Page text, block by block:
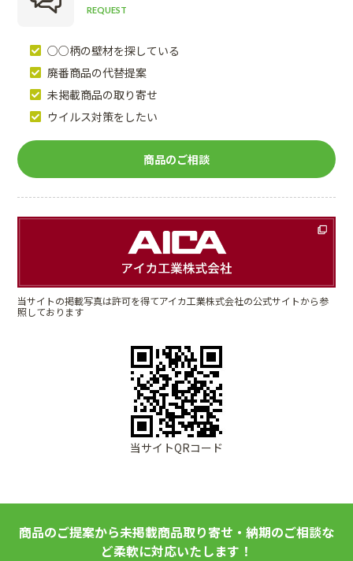
REQUEST
○○柄の壁材を探している
廃番商品の代替提案
未掲載商品の取り寄せ
ウイルス対策をしたい
商品のご相談
当サイトの掲載写真は許可を得てアイカ工業株式会社の公式サイトから参
照しております
当サイトQRコード
商品のご提案から未掲載商品取り寄せ・納期のご相談な
ど柔軟に対応いたします！